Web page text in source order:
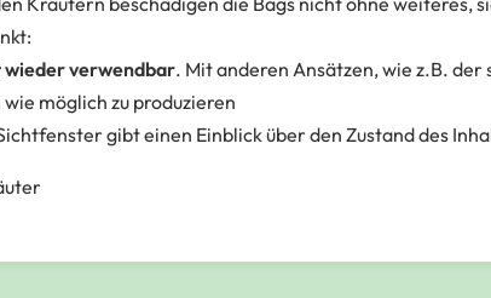
wieder verwendbar. Mit anderen Ansätzen, wie z.B.
möglich zu produzieren
gibt einen Einblick über den Zustand des